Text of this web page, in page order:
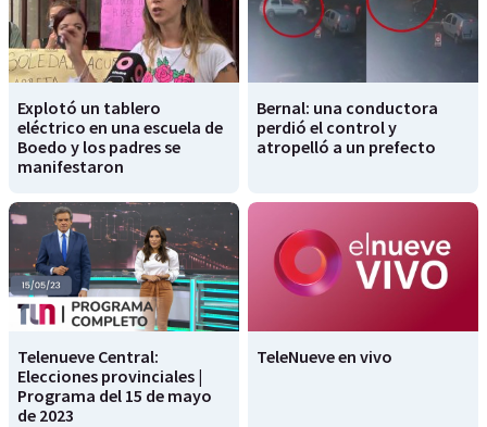
Explotó un tablero
eléctrico en una escuela de
Boedo y los padres se
manifestaron
Bernal: una conductora
perdió el control y
atropelló a un prefecto
Telenueve Central:
Elecciones provinciales |
Programa del 15 de mayo
de 2023
TeleNueve en vivo